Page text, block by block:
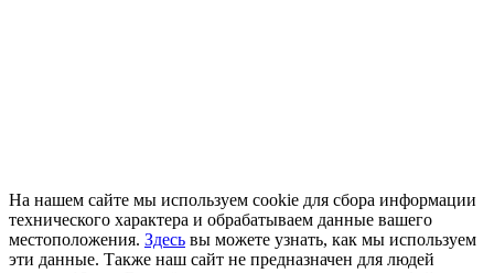
На нашем сайте мы используем cookie для сбора информации
технического характера и обрабатываем данные вашего
местоположения. Здесь вы можете узнать, как мы используем
эти данные. Также наш сайт не предназначен для людей